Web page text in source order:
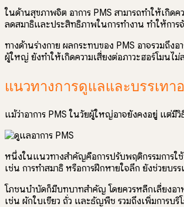
ในด้านสุขภาพจิต อาการ PMS สามารถทำให้เกิ
ลดสมาธิและประสิทธิภาพในการทำงาน ทำให้กา
ทางด้านร่างกาย ผลกระทบของ PMS อาจรวมถึ
ผู้ใหญ่ ยังทำให้เกิดความเสี่ยงต่อภาวะฮอร์โมน
แนวทางการดูแลและบรรเทา
แม้ว่าอาการ PMS ในวัยผู้ใหญ่อาจยังคงอยู่ แต่มี
หนึ่งในแนวทางสำคัญคือการปรับพฤติกรรมการใช้
เช่น การทำสมาธิ หรือการฝึกหายใจลึก ยังช่วยบร
โภชนบำบัดก็มีบทบาทสำคัญ โดยควรหลีกเลี่ยงอ
เช่น ผักใบเขียว ถั่ว และธัญพืช รวมถึงเพิ่มการบริ